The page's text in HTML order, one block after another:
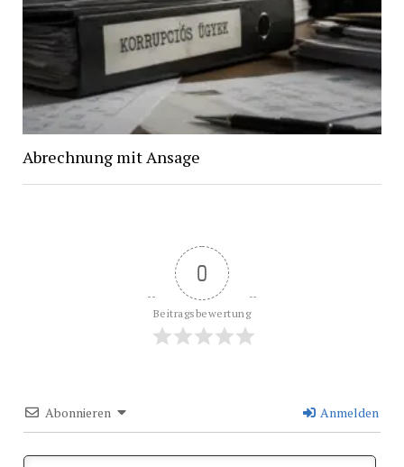
Abrechnung mit Ansage
0
Beitragsbewertung
Abonnieren Anmelden